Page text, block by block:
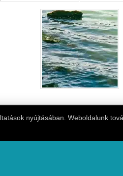
nyújtásában. Weboldalunk